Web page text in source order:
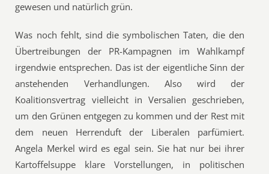
gewesen und natürlich grün.
Was noch fehlt, sind die symbolischen Taten, die den
Übertreibungen der PR-Kampagnen im Wahlkampf
irgendwie entsprechen. Das ist der eigentliche Sinn der
anstehenden Verhandlungen. Also wird der
Koalitionsvertrag vielleicht in Versalien geschrieben,
um den Grünen entgegen zu kommen und der Rest mit
dem neuen Herrenduft der Liberalen parfümiert.
Angela Merkel wird es egal sein. Sie hat nur bei ihrer
Kartoffelsuppe klare Vorstellungen, in politischen